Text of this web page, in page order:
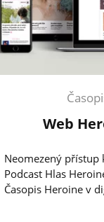
Web
Neomezený přístup
Podcast Hlas
Časopis Heroine v